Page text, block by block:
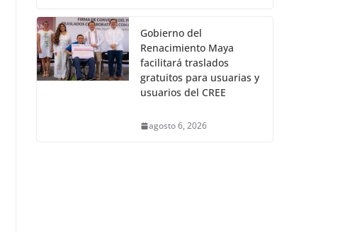
Gobierno del
Renacimiento Maya
facilitará traslados
gratuitos para usuarias y
usuarios del CREE
agosto 6, 2026